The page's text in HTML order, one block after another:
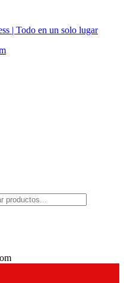
| Todo en un solo lugar